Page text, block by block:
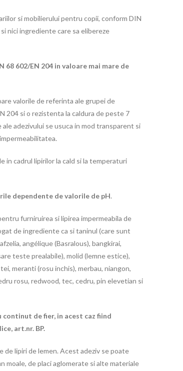
si mobilierului pentru copii, conform DIN
nici ingrediente care sa elibereze
602/EN 204 in valoare mai mare de
valorile de referinta ale grupei de
204 si o rezistenta la caldura de peste 7
adezivului se usuca in mod transparent si
cadrul lipirilor la cald si la temperaturi
dependente de valorile de pH.
furniruirea si lipirea impermeabila de
de ingrediente ca si taninul (care sunt
angélique (Basralous), bangkirai,
teste prealabile), molid (lemne estice),
meranti (rosu inchis), merbau, niangon,
rosu, redwood, tec, cedru, pin elevetian si
de fier, in acest caz fiind
art.nr. BP.
lipiri de lemen. Acest adeziv se poate
moale, de placi aglomerate si alte materiale